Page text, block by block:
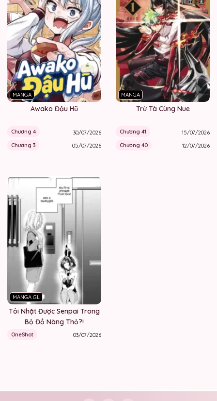
MANGA
Awako Đậu Hũ
Chương 4
30/07/2026
Chương 3
05/07/2026
MANGA
Trừ Tà Cùng Nue
Chương 41
15/07/2026
Chương 40
12/07/2026
MANGA GL
Tôi Nhặt Được Senpai Trong
Bộ Đồ Nàng Thỏ?!
OneShot 03/07/2026